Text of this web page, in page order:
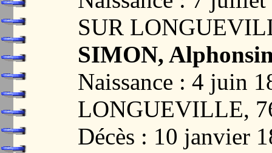
SUR
SIMON,
Naissance : 4 juin
LONGUEVILLE,
Décès : 10 janvier